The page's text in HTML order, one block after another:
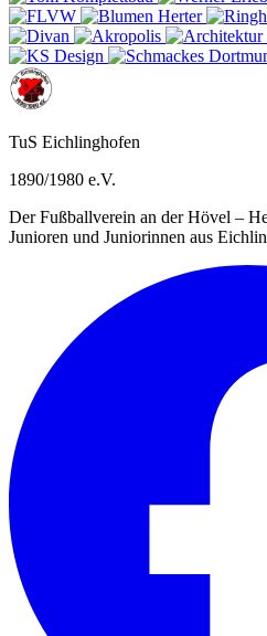
TuS Eichlinghofen
1890/1980 e.V.
Der Fußballverein an der Hövel –
Junioren und Juniorinnen aus